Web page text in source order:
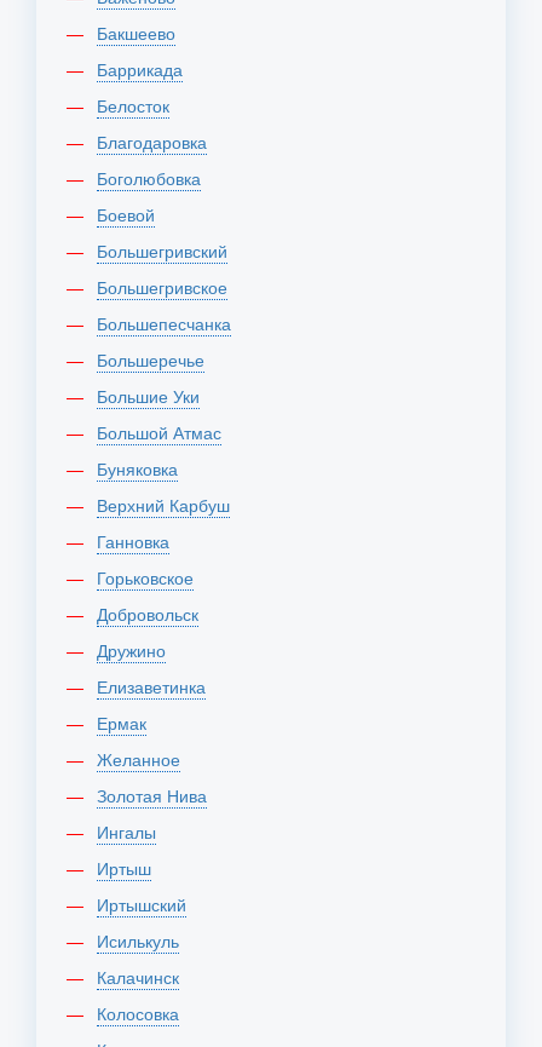
Бакшеево
Баррикада
Белосток
Благодаровка
Боголюбовка
Боевой
Большегривский
Большегривское
Большепесчанка
Большеречье
Большие Уки
Большой Атмас
Буняковка
Верхний Карбуш
Ганновка
Горьковское
Добровольск
Дружино
Елизаветинка
Ермак
Желанное
Золотая Нива
Ингалы
Иртыш
Иртышский
Исилькуль
Калачинск
Колосовка